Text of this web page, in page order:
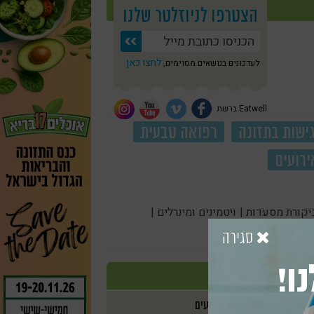
הצטרפו לניוזלטר שלנו
לעדכונים בנושאים מסוימים, לחצו כאן
Eatwell ברשת
גישות בתזונה
רפואה טבעית
מסעדות | ויטמינים ומינרלים |
אירועים
סגירה